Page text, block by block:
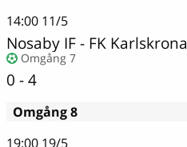
14:00 11/5
Nosaby IF- FK Karlskrona
Omgång 7
0 - 4
Omgång 8
19:00 19/5